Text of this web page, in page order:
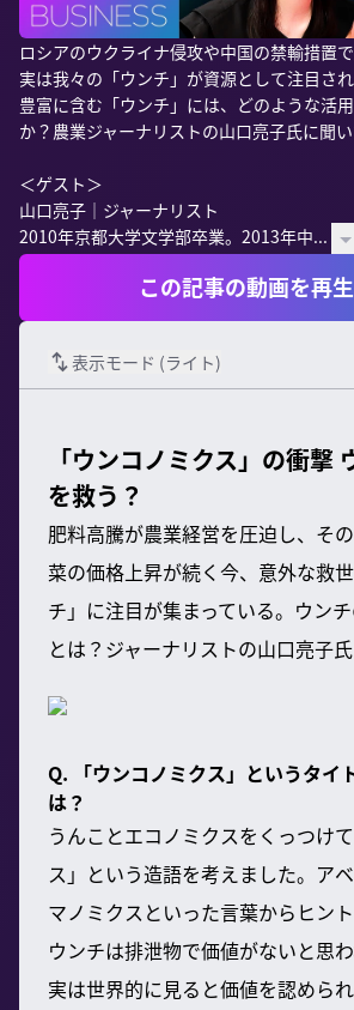
ロシアのウクライナ侵攻や中国の禁輸措置
実は我々の「ウンチ」が資源として注目さ
豊富に含む「ウンチ」には、どのような活
か？農業ジャーナリストの山口亮子氏に聞い
＜ゲスト＞
山口亮子｜ジャーナリスト
2010年京都大学文学部卒業。2013年中...
この記事の動画を再
表示モード (ライト)
「ウンコノミクス」の衝撃
を救う？
肥料高騰が農業経営を圧迫し、そ
菜の価格上昇が続く今、意外な救
チ」に注目が集まっている。ウン
とは？ジャーナリストの山口亮子氏
Q. 「ウンコノミクス」というタイ
は？
うんことエコノミクスをくっつけ
ス」という造語を考えました。ア
マノミクスといった言葉からヒント
ウンチは排泄物で価値がないと思わ
実は世界的に見ると価値を認めら